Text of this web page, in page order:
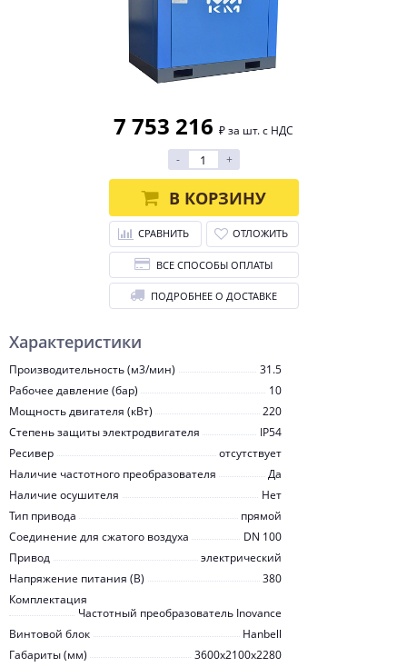
Характеристики
Производительность (м3/мин)
31.5
Рабочее давление (бар)
10
Мощность двигателя (кВт)
220
Степень защиты электродвигателя
IP54
Ресивер
отсутствует
Наличие частотного преобразователя
Да
Наличие осушителя
Нет
Тип привода
прямой
Соединение для сжатого воздуха
DN 100
Привод
электрический
Напряжение питания (В)
380
Комплектация
Частотный преобразователь Inovanсe
Винтовой блок
Hanbell
Габариты (мм)
3600x2100x2280
7 753 216 ₽ за шт. с НДС
-
+
В КОРЗИНУ
СРАВНИТЬ ОТЛОЖИТЬ
ВСЕ СПОСОБЫ ОПЛАТЫ
ПОДРОБНЕЕ О ДОСТАВКЕ